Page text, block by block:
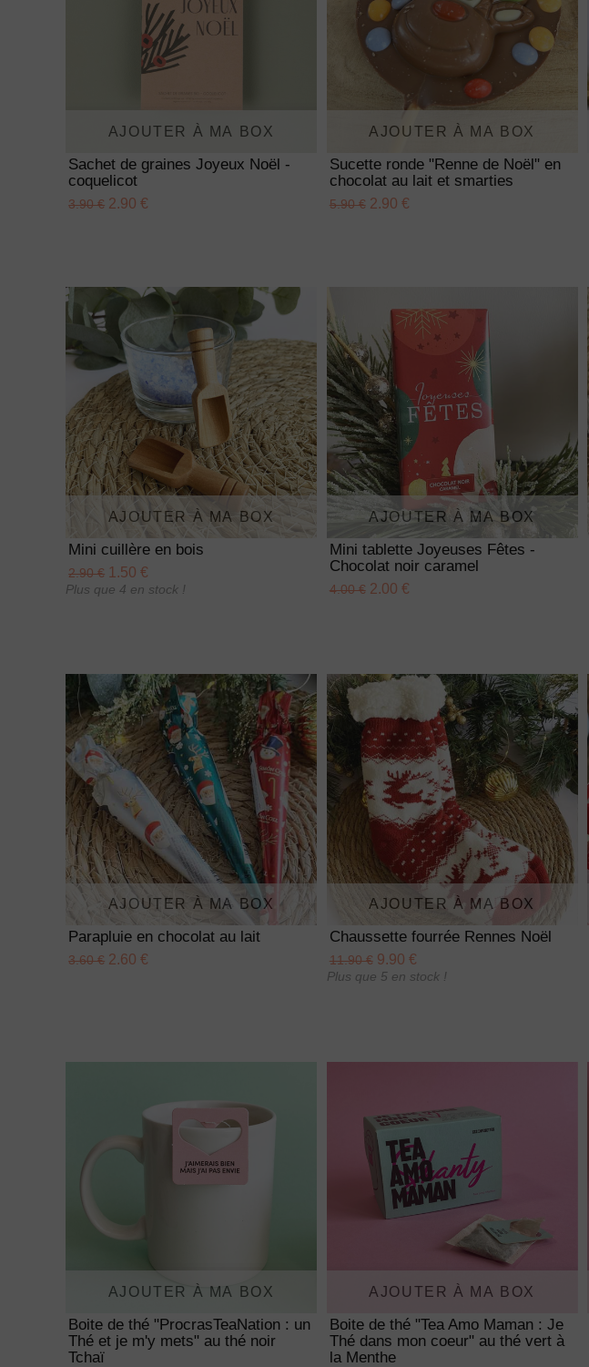
AJOUTER À MA BOX
Sachet de graines Joyeux Noël -
coquelicot
3.90 € 2.90 €
AJOUTER À MA BOX
Sucette ronde "Renne de Noël" en
chocolat au lait et smarties
5.90 €2.90 €
AJOUTER À MA BOX
Mini cuillère en bois
2.90 € 1.50 €
Plus que 4 en stock !
AJOUTER À MA BOX
Mini tablette Joyeuses Fêtes -
Chocolat noir caramel
4.00 €2.00 €
AJOUTER À MA BOX
Parapluie en chocolat au lait
3.60 € 2.60 €
AJOUTER À MA BOX
Chaussette fourrée Rennes Noël
11.90 €9.90 €
Plus que 5 en stock !
AJOUTER À MA BOX
Boite de thé "ProcrasTeaNation : un
Thé et je m'y mets" au thé noir
Tchaï
AJOUTER À MA BOX
Boite de thé "Tea Amo Maman : Je
Thé dans mon coeur" au thé vert à
la Menthe